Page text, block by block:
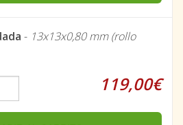
- 13x13x0,80 mm (rollo
119,00€